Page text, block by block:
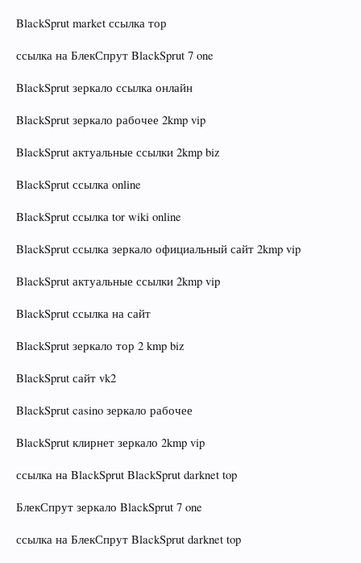
BlackSprut market ссылка тор
ссылка на БлекСпрут BlackSprut 7 one
BlackSprut зеркало ссылка онлайн
BlackSprut зеркало рабочее 2kmp vip
BlackSprut актуальные ссылки 2kmp biz
BlackSprut ссылка online
BlackSprut ссылка tor wiki online
BlackSprut ссылка зеркало официальный сайт 2kmp vip
BlackSprut актуальные ссылки 2kmp vip
BlackSprut ссылка на сайт
BlackSprut зеркало тор 2 kmp biz
BlackSprut сайт vk2
BlackSprut casino зеркало рабочее
BlackSprut клирнет зеркало 2kmp vip
ссылка на BlackSprut BlackSprut darknet top
БлекСпрут зеркало BlackSprut 7 one
ссылка на БлекСпрут BlackSprut darknet top